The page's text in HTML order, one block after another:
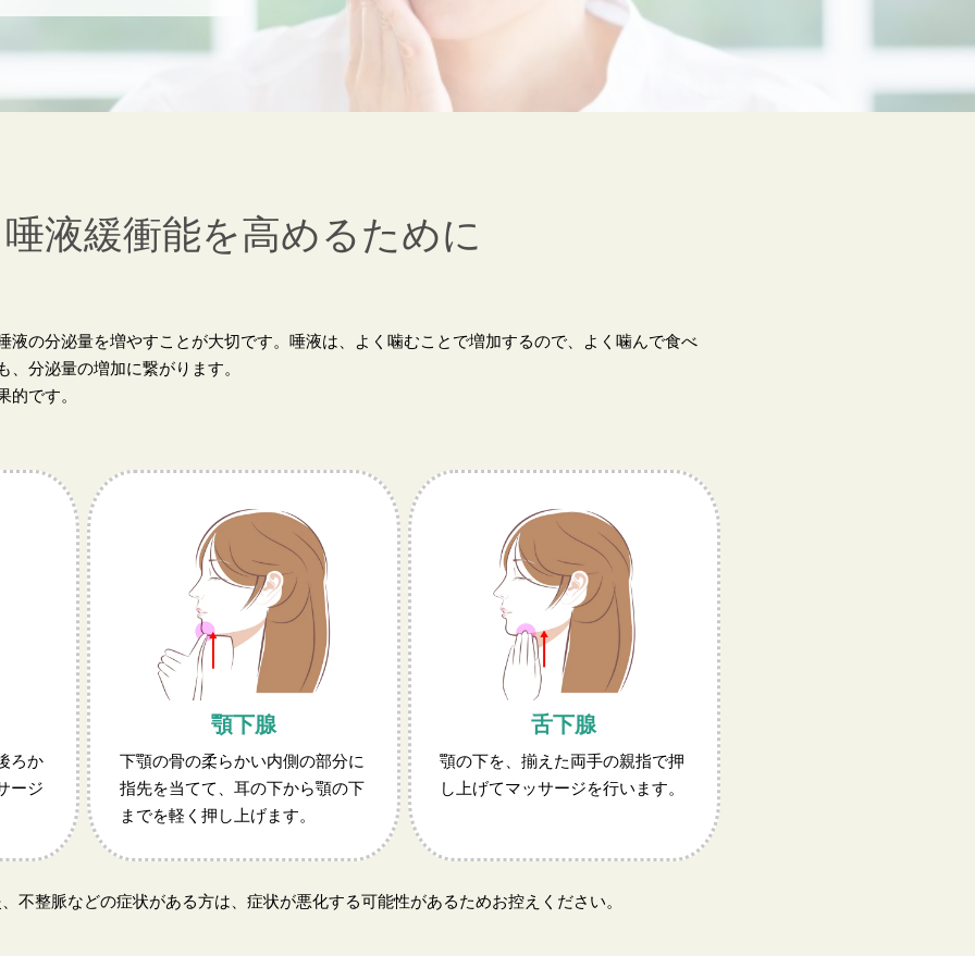
唾液緩衝能を高めるために
液の分泌量を増やすことが大切です。唾液は、よく噛むことで増加するので、よく噛んで食べ
分泌量の増加に繋がります。
です。
ろか
ージ
顎下腺
下顎の骨の柔らかい内側の部分に
指先を当てて、耳の下から顎の下
までを軽く押し上げます。
舌下腺
顎の下を、揃えた両手の親指で押
し上げてマッサージを行います。
不整脈などの症状がある方は、症状が悪化する可能性があるためお控えください。